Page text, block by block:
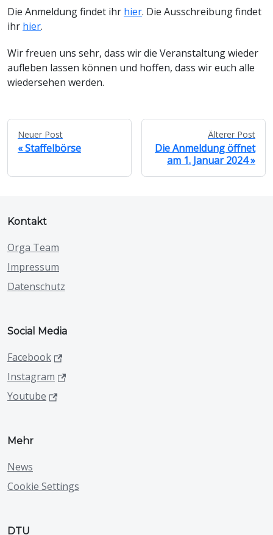
Die Anmeldung findet ihr hier. Die Ausschreibung findet
ihr hier.
Wir freuen uns sehr, dass wir die Veranstaltung wieder
aufleben lassen können und hoffen, dass wir euch alle
wiedersehen werden.
Neuer Post
Staffelbörse
Älterer Post
Die Anmeldung öffnet
am 1. Januar 2024
Kontakt
Orga Team
Impressum
Datenschutz
Social Media
Facebook
Instagram
Youtube
Mehr
News
Cookie Settings
DTU